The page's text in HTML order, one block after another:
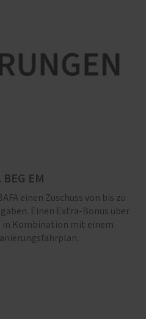
BEG EM
einen Zuschuss von bis zu
Einen Extra-Bonus über
in Kombination mit einem